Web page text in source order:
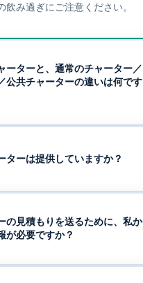
飲み過ぎにご注意ください。
ーターと、通常のチャーター／
公共チャーターの違いは何です
ターは提供していますか？
の見積もりを送るために、私か
が必要ですか？